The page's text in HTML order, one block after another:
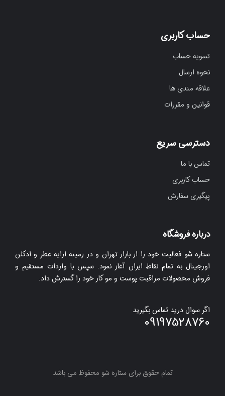
حساب کاربری
تسویه حساب
نحوه ارسال
علاقه مندی ها
قوانین و مقررات
دسترسی سریع
تماس با ما
حساب کاربری
پیگیری سفارش
درباره فروشگاه
ستاره شو فعالیت خود را از بازار تهران و در زمینه ارایه عطر و ادکلن
اورجینال به تمام نقاط ایران آغاز نمود. سپس با واردات مستقیم و
فروش محصولات مراقبت پوست و مو کار خود را گسترش داد.
اگر سوال درید تماس بگیرید
09197528760
تمام حقوق برای ستاره شو محفوظ می باشد